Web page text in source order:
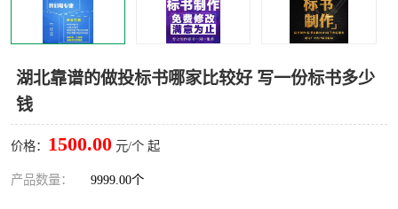
湖北靠谱的做投标书哪家比较好 写一份标书多少
钱
价格： 1500.00 元/个 起
产品数量： 9999.00个